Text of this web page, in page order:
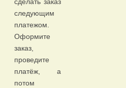
сделать заказ
следующим
платежом.
Оформите
заказ,
проведите
платёж, а
потом